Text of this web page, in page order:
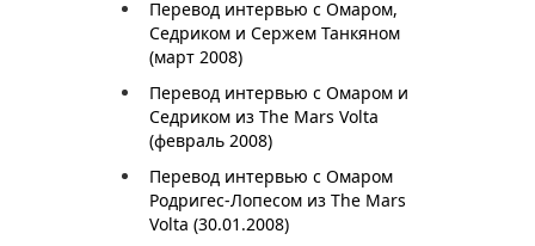
Перевод интервью с Омаром,
Седриком и Сержем Танкяном
(март 2008)
Перевод интервью с Омаром и
Седриком из The Mars Volta
(февраль 2008)
Перевод интервью с Омаром
Родригес-Лопесом из The Mars
Volta (30.01.2008)